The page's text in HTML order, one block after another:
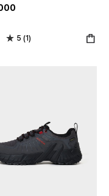
5 (1)